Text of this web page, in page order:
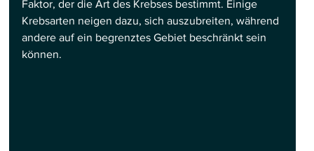
Faktor, der die Art des Krebses bestimmt. Einige
Krebsarten neigen dazu, sich auszubreiten, während
andere auf ein begrenztes Gebiet beschränkt sein
können.